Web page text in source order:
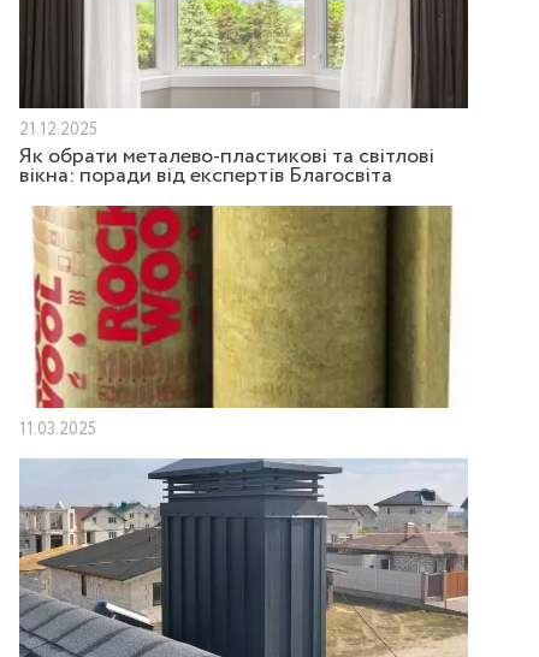
21.12.2025
Як обрати металево-пластикові та світлові
вікна: поради від експертів Благосвіта
11.03.2025